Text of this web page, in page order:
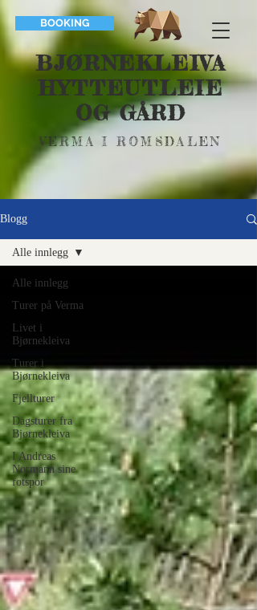
BOOKING
BJØRNEKLEIVA
HYTTEUTLEIE
OG GÅRD
VERMA I ROMSDALEN
Blogg
Alle innlegg
Turer på Verma
Livet i
Bjørnekleiva
Turer i
Bjørnekleiva
Fjellturer
Dagsturer fra
Bjørnekleiva
I Andreas
Normann sine
fotspor
Alle innlegg